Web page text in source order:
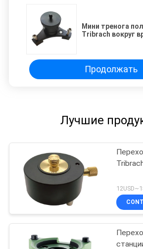
Мини тренога
Tribrach вокруг
Продолжать
Лучшие